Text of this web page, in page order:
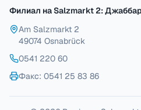
Филиал на Salzmarkt 2:
Am Salzmarkt 2
49074 Osnabrück
0541 220 60
Факс: 0541 25 83 86